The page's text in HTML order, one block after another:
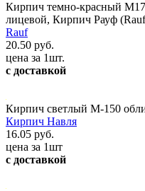
Кирпич темно-красный
лицевой, Кирпич Рауф
Rauf
20.50 руб.
цена за 1шт.
с доставкой
Кирпич светлый М-150
Кирпич Навля
16.05 руб.
цена за 1шт
с доставкой